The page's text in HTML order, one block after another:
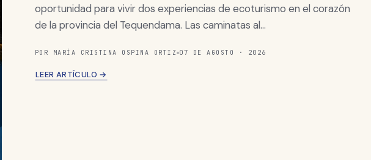
oportunidad para vivir dos experiencias de ecoturismo en el corazón
de la provincia del Tequendama. Las caminatas al…
POR MARÍA CRISTINA OSPINA ORTIZ 07 DE AGOSTO · 2026
LEER ARTÍCULO →